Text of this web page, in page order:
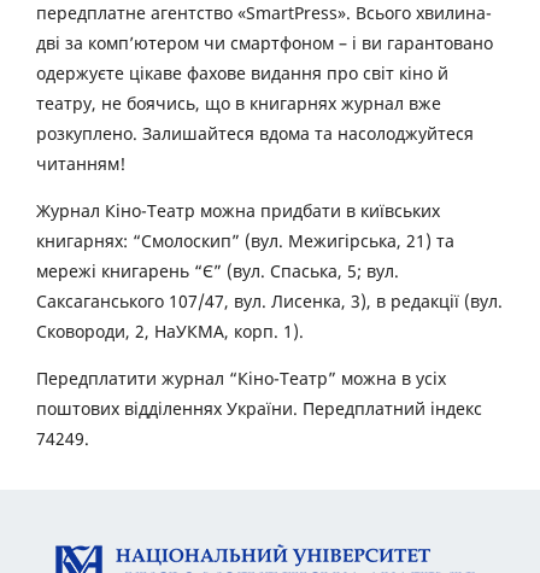
передплатне агентство «SmartPress». Всього хвилина-
дві за комп’ютером чи смартфоном – і ви гарантовано
одержуєте цікаве фахове видання про світ кіно й
театру, не боячись, що в книгарнях журнал вже
розкуплено. Залишайтеся вдома та насолоджуйтеся
читанням!
Журнал Кіно-Театр можна придбати в київських
книгарнях: “Смолоскип” (вул. Межигірська, 21) та
мережі книгарень “Є” (вул. Спаська, 5; вул.
Саксаганського 107/47, вул. Лисенка, 3), в редакції (вул.
Сковороди, 2, НаУКМА, корп. 1).
Передплатити журнал “Кіно-Театр” можна в усіх
поштових відділеннях України. Передплатний індекс
74249.